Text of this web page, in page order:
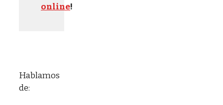
online!
Hablamos
de: